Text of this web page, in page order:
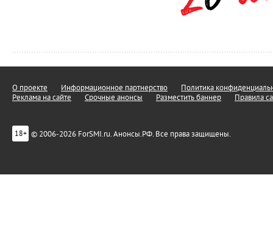
О проекте Информационное партнерство
Политика
Реклама на сайте
Срочные анонсы Разместить баннер Правила
18+ © 2006-2026 ForSMI.ru. Анонсы.РФ. Все права защищены.